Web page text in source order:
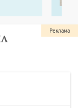
Реклама